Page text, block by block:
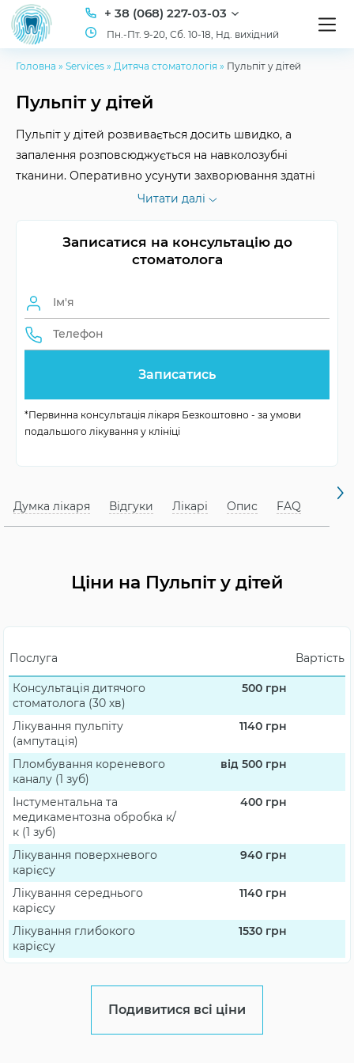
+ 38 (068) 227-03-03
Пн.-Пт. 9-20, Сб. 10-18, Нд. вихідний
Головна » Services » Дитяча стоматологія » Пульпіт у дітей
Пульпіт у дітей
Пульпіт у дітей розвивається досить швидко, а
запалення розповсюджується на навколозубні
тканини. Оперативно усунути захворювання здатні
лікарі-стоматологи клініки ID Dent. Забезпечуємо
пульпіту!
лікування
Етапи
препарування, обробка,
пломбування
пульпіту
біль, набряк, кровоточивість
Вік для
Читати далі
Записатися на консультацію до
стоматолога
*Первинна консультація лікаря Безкоштовно - за умови
подальшого лікування у клініці
Думка лікаря Відгуки Лікарі Опис FAQ
Ціни на Пульпіт у дітей
Послуга Вартість
Консультація дитячого
стоматолога (30 хв)
500 грн
Лікування пульпіту
(ампутація)
1140 грн
Пломбування кореневого
каналу (1 зуб)
від 500 грн
Інстументальна та
медикаментозна обробка к/
к (1 зуб)
400 грн
Лікування поверхневого
карієсу
940 грн
Лікування середнього
карієсу
1140 грн
Лікування глибокого
карієсу
1530 грн
Подивитися всі ціни